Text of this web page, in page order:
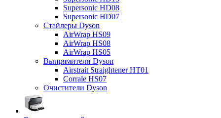
Supersonic HD08
Supersonic HD07
Стайлеры Dyson
AirWrap HS09
AirWrap HS08
AirWrap HS05
Выпрямители Dyson
Airstrait Straightener HT01
Corrale HS07
Очистители Dyson